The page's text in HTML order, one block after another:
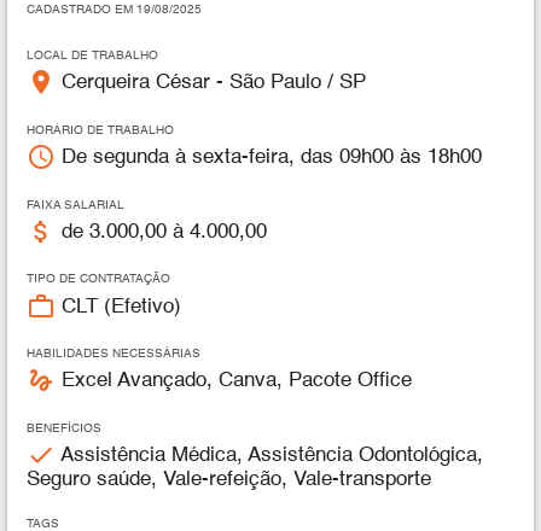
CADASTRADO EM 19/08/2025
LOCAL DE TRABALHO
place Cerqueira César - São Paulo / SP
HORÁRIO DE TRABALHO
access_time De segunda à sexta-feira, das 09h00 às 18h00
FAIXA SALARIAL
attach_money de 3.000,00 à 4.000,00
TIPO DE CONTRATAÇÃO
work_outline CLT (Efetivo)
HABILIDADES NECESSÁRIAS
gesture Excel Avançado, Canva, Pacote Office
BENEFÍCIOS
check Assistência Médica, Assistência Odontológica,
Seguro saúde, Vale-refeição, Vale-transporte
TAGS